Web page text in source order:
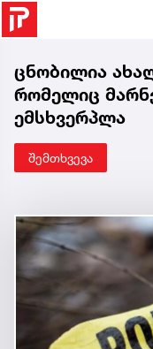
ცნობილია
რომელიც
ემსხვერპლა
შემთხვევა